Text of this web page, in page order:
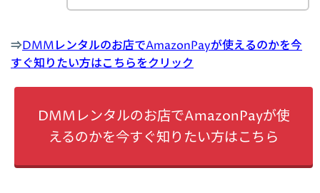
⇒DMMレンタルのお店でAmazonPayが使えるのかを今
すぐ知りたい方はこちらをクリック
DMMレンタルのお店でAmazonPayが使
えるのかを今すぐ知りたい方はこちら